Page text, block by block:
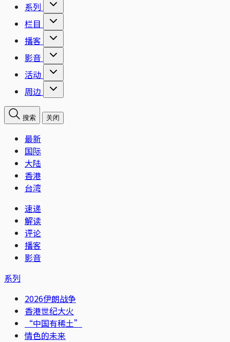
系列
栏目
播客
影音
活动
周边
搜索 关闭
最新
国际
大陆
香港
台湾
速递
解读
评论
播客
影音
系列
2026伊朗战争
香港世纪大火
“中国有稀土”
情色的未来